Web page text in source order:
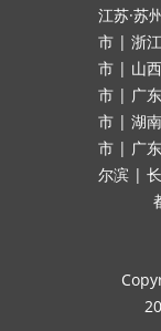
江苏·苏
市 | 浙
市 | 山
市 | 广
市 | 湖
市 | 广
尔滨 |